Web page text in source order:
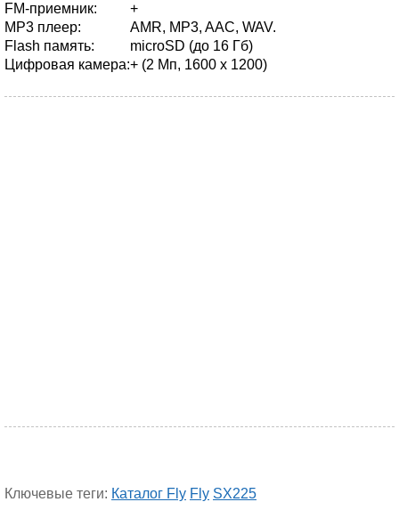
FM-приемник:
+
MP3 плеер:
AMR, MP3, AAC, WAV.
Flash память:
microSD (до 16 Гб)
Цифровая камера:+ (2 Мп, 1600 х 1200)
Ключевые теги: Каталог Fly Fly SX225